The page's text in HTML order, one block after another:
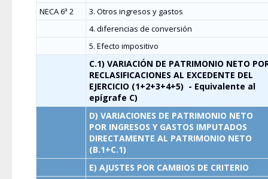
NECA 6ª 2
3. Otros ingresos y gastos
4. diferencias de conversión
5. Efecto impositivo
C.1) VARIACIÓN DE PATRIMONIO NETO
RECLASIFICACIONES AL EXCEDENTE DEL
EJERCICIO (1+2+3+4+5) - Equivalente al
epígrafe C)
D) VARIACIONES DE PATRIMONIO NETO
POR INGRESOS Y GASTOS IMPUTADOS
DIRECTAMENTE AL PATRIMONIO NETO
(B.1+C.1)
E) AJUSTES POR CAMBIOS DE CRITERIO